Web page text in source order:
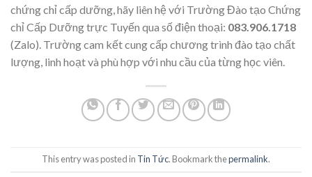
chứng chỉ cấp dưỡng, hãy liên hệ với Trường Đào tạo Chứng
chỉ Cấp Dưỡng trực Tuyến qua số điện thoại: 083.906.1718
(Zalo). Trường cam kết cung cấp chương trình đào tạo chất
lượng, linh hoạt và phù hợp với nhu cầu của từng học viên.
This entry was posted in Tin Tức. Bookmark thepermalink.